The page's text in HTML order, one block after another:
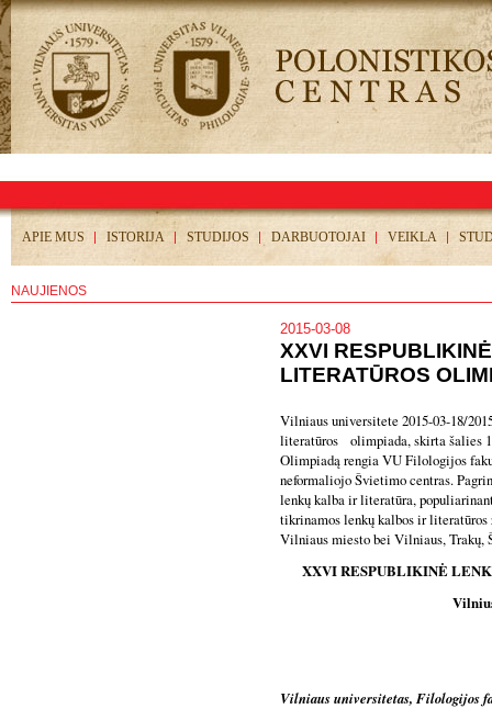
APIE MUS ISTORIJA STUDIJOS DARBUOTOJAI VEIKLA
NAUJIENOS
2015-03-08
XXVI
LITERATŪROS
Vilniaus universitete 2015-03-18/
literatūros olimpiada, skirta šalies
Olimpiadą rengia VU Filologijos
neformaliojo Švietimo centras.
lenkų kalba ir literatūra,
tikrinamos lenkų kalbos ir
Vilniaus miesto bei Vilniaus, Trakų,
XXVI RESPUBLIKINĖ
Vilniaus universitetas, Filologijos